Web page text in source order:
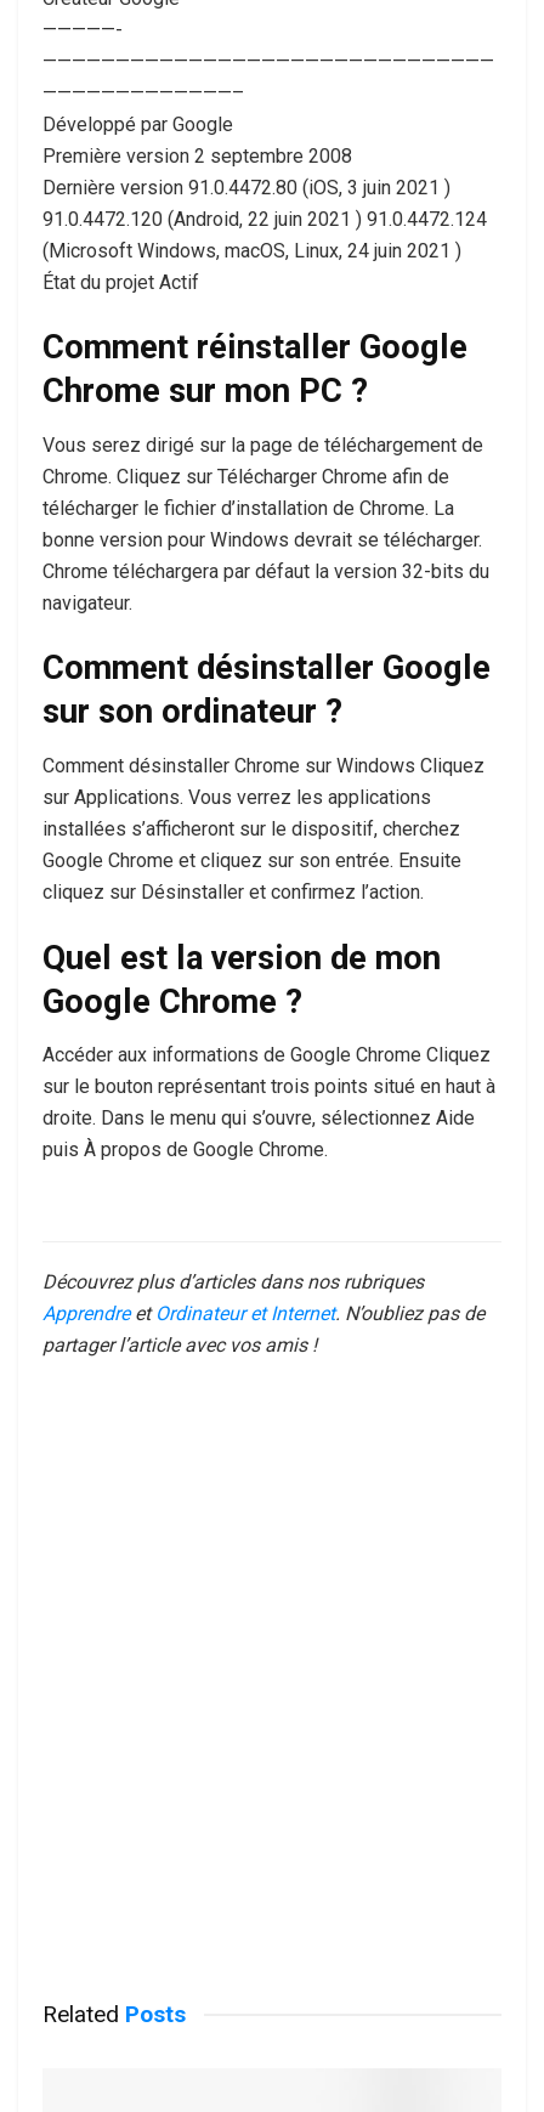
—————-
———————————————————————————————
—————————————–
Développé par Google
Première version 2 septembre 2008
Dernière version 91.0.4472.80 (iOS, 3 juin 2021 )
91.0.4472.120 (Android, 22 juin 2021 ) 91.0.4472.124
(Microsoft Windows, macOS, Linux, 24 juin 2021 )
État du projet Actif
Comment réinstaller Google
Chrome sur mon PC ?
Vous serez dirigé sur la page de téléchargement de
Chrome. Cliquez sur Télécharger Chrome afin de
télécharger le fichier d’installation de Chrome. La
bonne version pour Windows devrait se télécharger.
Chrome téléchargera par défaut la version 32-bits du
navigateur.
Comment désinstaller Google
sur son ordinateur ?
Comment désinstaller Chrome sur Windows Cliquez
sur Applications. Vous verrez les applications
installées s’afficheront sur le dispositif, cherchez
Google Chrome et cliquez sur son entrée. Ensuite
cliquez sur Désinstaller et confirmez l’action.
Quel est la version de mon
Google Chrome ?
Accéder aux informations de Google Chrome Cliquez
sur le bouton représentant trois points situé en haut à
droite. Dans le menu qui s’ouvre, sélectionnez Aide
puis À propos de Google Chrome.
Découvrez plus d’articles dans nos rubriques
Apprendreet Ordinateur et Internet. N’oubliez pas de
partager l’article avec vos amis !
Related Posts